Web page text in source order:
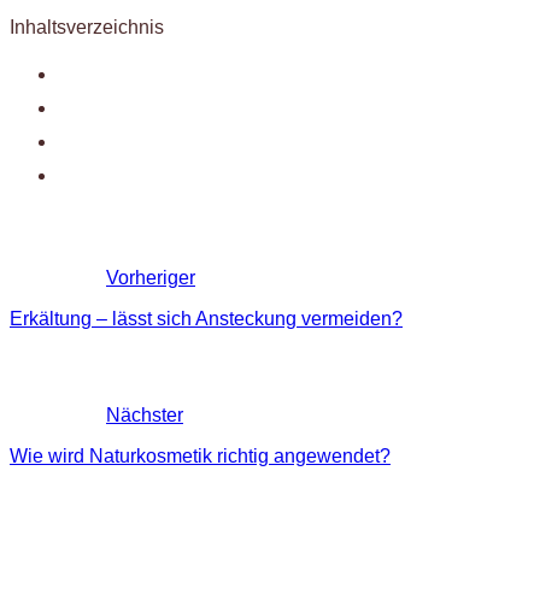
Inhaltsverzeichnis
Vorheriger
Erkältung – lässt sich Ansteckung vermeiden?
Nächster
Wie wird Naturkosmetik richtig angewendet?